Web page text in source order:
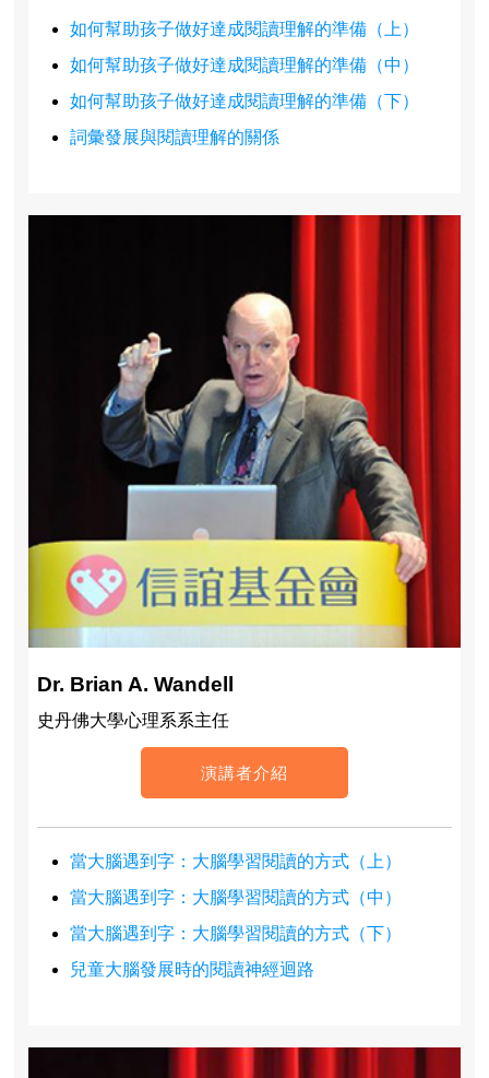
如何幫助孩子做好達成閱讀理解的準備（上）
如何幫助孩子做好達成閱讀理解的準備（中）
如何幫助孩子做好達成閱讀理解的準備（下）
詞彙發展與閱讀理解的關係
Dr. Brian A. Wandell
史丹佛大學心理系系主任
演講者介紹
當大腦遇到字：大腦學習閱讀的方式（上）
當大腦遇到字：大腦學習閱讀的方式（中）
當大腦遇到字：大腦學習閱讀的方式（下）
兒童大腦發展時的閱讀神經迴路